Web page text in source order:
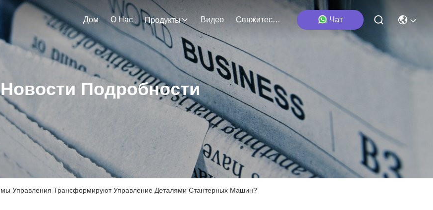
Дом О Нас Продукты Видео Свяжитесь Мы Чат
Новости Подробности
Управления Трансформируют Управление Деталями Стантерных Машин?